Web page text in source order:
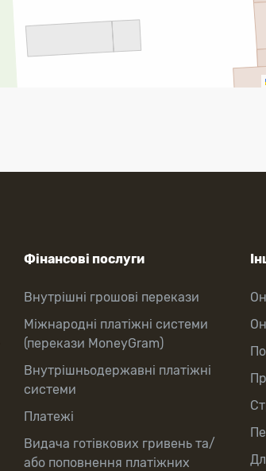
Фінансові послуги
Внутрішні грошові перекази
Міжнародні платіжні системи
(перекази MoneyGram)
Внутрішньодержавні платіжні
системи
Платежі
Видача готівкових гривень та/
або поповнення платіжних